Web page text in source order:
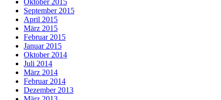
Oktober 2015
September 2015
April 2015
März 2015
Februar 2015
Januar 2015
Oktober 2014
Juli 2014
März 2014
Februar 2014
Dezember 2013